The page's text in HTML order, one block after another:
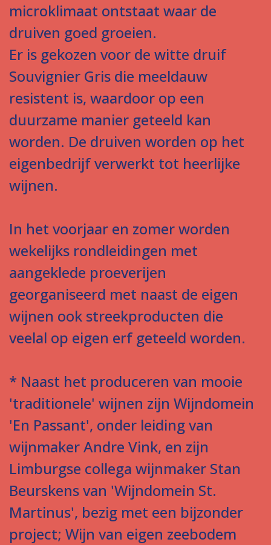
microklimaat ontstaat waar de
druiven goed groeien.
Er is gekozen voor de witte druif
Souvignier Gris die meeldauw
resistent is, waardoor op een
duurzame manier geteeld kan
worden. De druiven worden op het
eigenbedrijf verwerkt tot heerlijke
wijnen.
In het voorjaar en zomer worden
wekelijks rondleidingen met
aangeklede proeverijen
georganiseerd met naast de eigen
wijnen ook streekproducten die
veelal op eigen erf geteeld worden.
* Naast het produceren van mooie
'traditionele' wijnen zijn Wijndomein
'En Passant', onder leiding van
wijnmaker Andre Vink, en zijn
Limburgse collega wijnmaker Stan
Beurskens van 'Wijndomein St.
Martinus', bezig met een bijzonder
project; Wijn van eigen zeebodem